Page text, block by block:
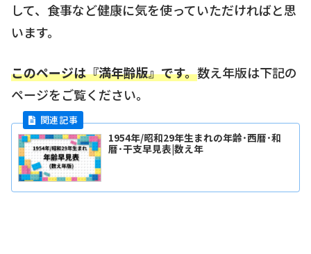
して、食事など健康に気を使っていただければと思
います。
このページは『満年齢版』です。数え年版は下記の
ページをご覧ください。
1954年/昭和29年生まれの年齢･西暦･和
暦･干支早見表|数え年